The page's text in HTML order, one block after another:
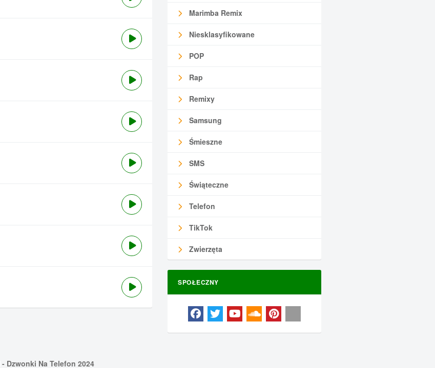
Marimba Remix
Niesklasyfikowane
POP
Rap
Remixy
Samsung
Śmieszne
SMS
Świąteczne
Telefon
TikTok
Zwierzęta
SPOŁECZNY
- Dzwonki Na Telefon 2024